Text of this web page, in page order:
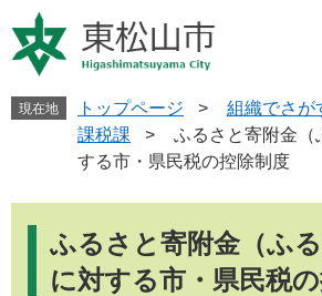
ー
ジ
ニ
ュ
現在地 トップページ > 組織でさが
課税課
>
ふるさと寄附金（
する市・県民税の控除制度
ふるさと寄附金（ふる
に対する市・県民税